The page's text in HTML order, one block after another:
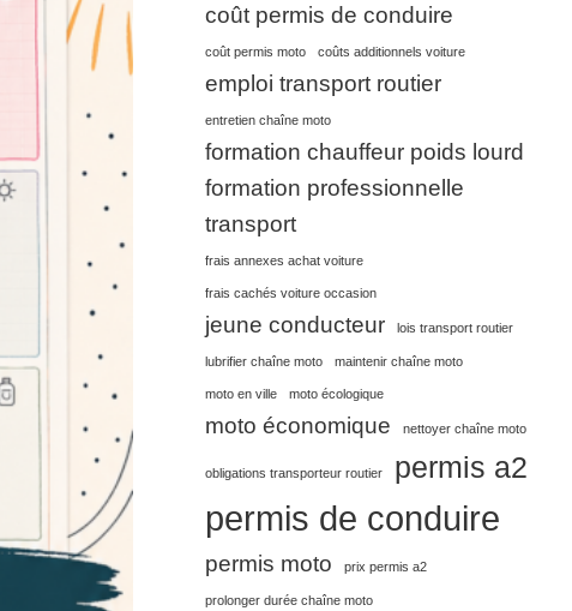
coût permis de conduire
coût permis moto coûts additionnels voiture
emploi transport routier
entretien chaîne moto
formation chauffeur poids lourd
formation professionnelle
transport
frais annexes achat voiture
frais cachés voiture occasion
jeune conducteur lois transport routier
lubrifier chaîne moto maintenir chaîne moto
moto en ville moto écologique
moto économique nettoyer chaîne moto
obligations transporteur routier permis a2
permis de conduire
permis moto prix permis a2
prolonger durée chaîne moto